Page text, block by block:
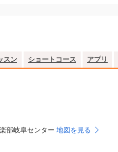
スン ショートコース アプリ
部岐阜センター 地図を見る